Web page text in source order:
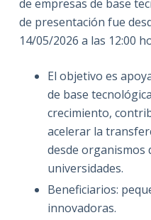
de empresas de base
de presentación fue
14/05/2026 a las 12:00
El objetivo es
de base
crecimiento,
acelerar la
desde organismos
universidades.
Beneficiarios:
innovadoras.